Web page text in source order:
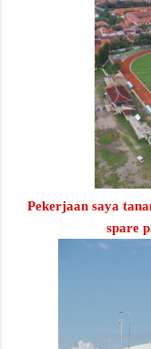
Pekerjaan saya
spare